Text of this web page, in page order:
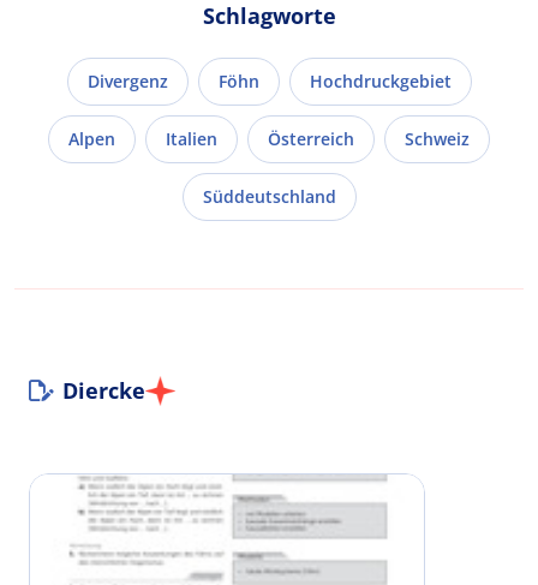
Schlagworte
Divergenz Föhn Hochdruckgebiet
Alpen Italien Österreich Schweiz
Süddeutschland
Diercke